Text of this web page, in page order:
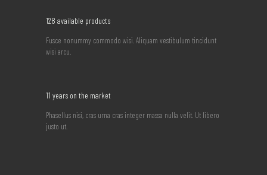
128 available products
Fusce nonummy commodo wisi. Aliquam vestibulum tincidunt
wisi arcu.
11 years on the market
Phasellus nisi, cras urna cras integer massa nulla velit. Ut libero
justo ut.